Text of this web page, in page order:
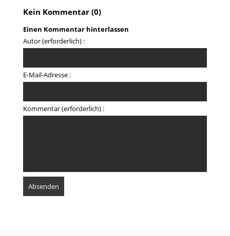
Kein Kommentar (0)
Einen Kommentar hinterlassen
Autor (erforderlich) :
E-Mail-Adresse :
Kommentar (erforderlich) :